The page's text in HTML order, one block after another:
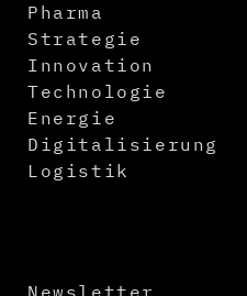
Pharma
Strategie
Innovation
Technologie
Energie
Digitalisierung
Logistik